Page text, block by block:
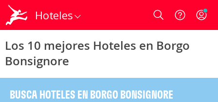
Hoteles Login
Los 10 mejores Hoteles en Borgo
Bonsignore
BUSCA HOTELES EN BORGO BONSIGNORE